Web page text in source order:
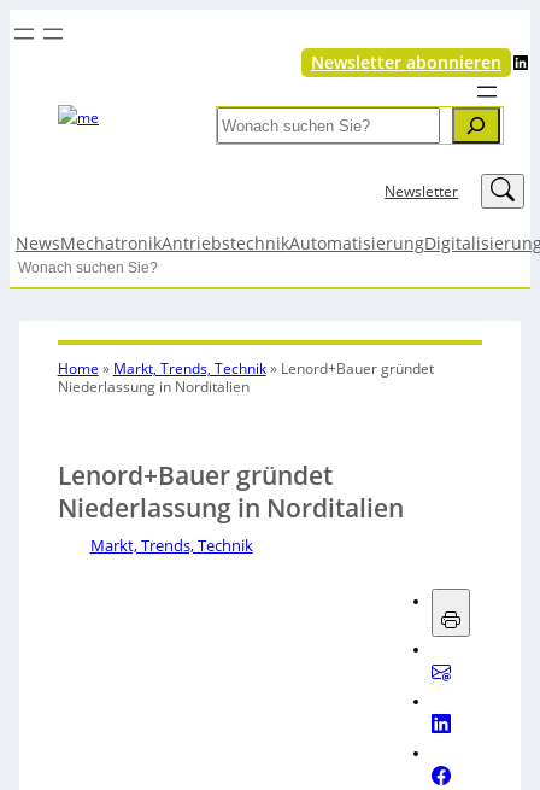
Newsletter abonnieren LinkedIn
Search
Newsletter LinkedIn
NewsMechatronikAntriebstechnikAutomatisierung
Search
Home » Markt, Trends, Technik» Lenord+Bauer gründet
Niederlassung in Norditalien
Lenord+Bauer gründet
Niederlassung in Norditalien
Markt, Trends, Technik